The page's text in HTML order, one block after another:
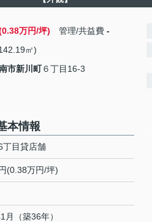
万円/坪) 管理/共益費 -
㎡)
市新川町６丁目16-3
本情報
丁目貸店舗
(0.38万円/坪)
月（築36年）